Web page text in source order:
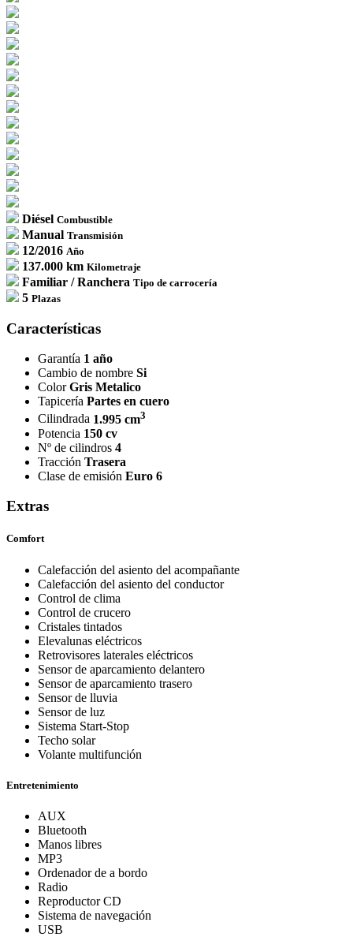
Diésel Combustible
Manual Transmisión
12/2016 Año
137.000 km Kilometraje
Familiar / Ranchera Tipo de carrocería
5 Plazas
Características
Garantía 1 año
Cambio de nombre Si
ColorGris Metalico
Tapicería Partes en cuero
Cilindrada 1.995 cm3
Potencia 150 cv
Nº de cilindros 4
Tracción Trasera
Clase de emisión Euro 6
Extras
Comfort
Calefacción del asiento del acompañante
Calefacción del asiento del conductor
Control de clima
Control de crucero
Cristales tintados
Elevalunas eléctricos
Retrovisores laterales eléctricos
Sensor de aparcamiento delantero
Sensor de aparcamiento trasero
Sensor de lluvia
Sensor de luz
Sistema Start-Stop
Techo solar
Volante multifunción
Entretenimiento
AUX
Bluetooth
Manos libres
MP3
Ordenador de a bordo
Radio
Reproductor CD
Sistema de navegación
USB